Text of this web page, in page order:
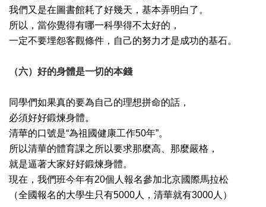
我們又是在圖書館耗了好幾天，基本弄明白了。
所以，當你覺得有哪一科學得不太好的，
一定不要埋怨客觀條件，自己的努力才是成功的基石。
（六）好的身體是一切的本錢
同學們如果真的要為自己的理想拼命的話，
必須好好鍛煉身體。
清華的口號是“為祖國健康工作50年”。
所以清華的體育課之所以要求那麼高、那麼嚴格，
就是逼著大家好好鍛煉身體。
現在，我們班今年有20個人報名參加北京國際馬拉松
（全國報名的大學生只有5000人，清華就有3000人）